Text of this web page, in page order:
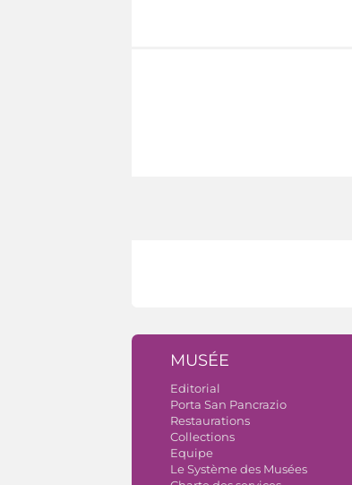
MUSÉE
Editorial
Porta San Pancrazio
Restaurations
Collections
Equipe
Le Système des Musées